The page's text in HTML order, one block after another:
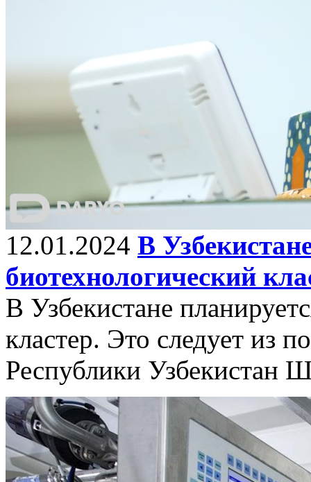
12.01.2024 В
биотехнологический
В Узбекистане
кластер. Это следует из
Республики Узбекистан